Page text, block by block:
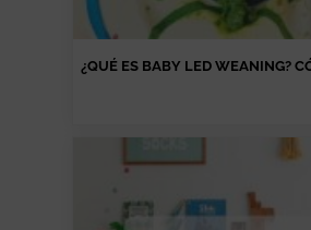
¿QUÉ ES BABY LED WEANING?